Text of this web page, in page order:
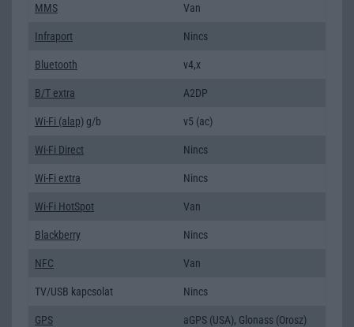
MMS Van
Infraport Nincs
Bluetooth v4,x
B/T extra A2DP
Wi-Fi (alap) g/b v5 (ac)
Wi-Fi Direct Nincs
Wi-Fi extra Nincs
Wi-Fi HotSpot Van
Blackberry Nincs
NFC Van
TV/USB kapcsolat Nincs
GPS aGPS (USA), Glonass (Orosz)